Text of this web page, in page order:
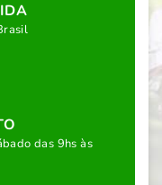
das 9hs às